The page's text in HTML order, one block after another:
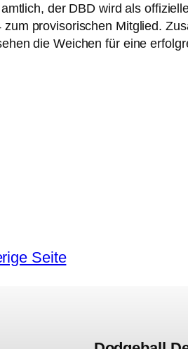
der DBD wird als
zum provisorischen Mitglied.
die Weichen für eine
Seite